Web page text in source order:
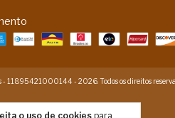
o uso de cookies para
- 11895421000144 - 2026. Todos os direitos